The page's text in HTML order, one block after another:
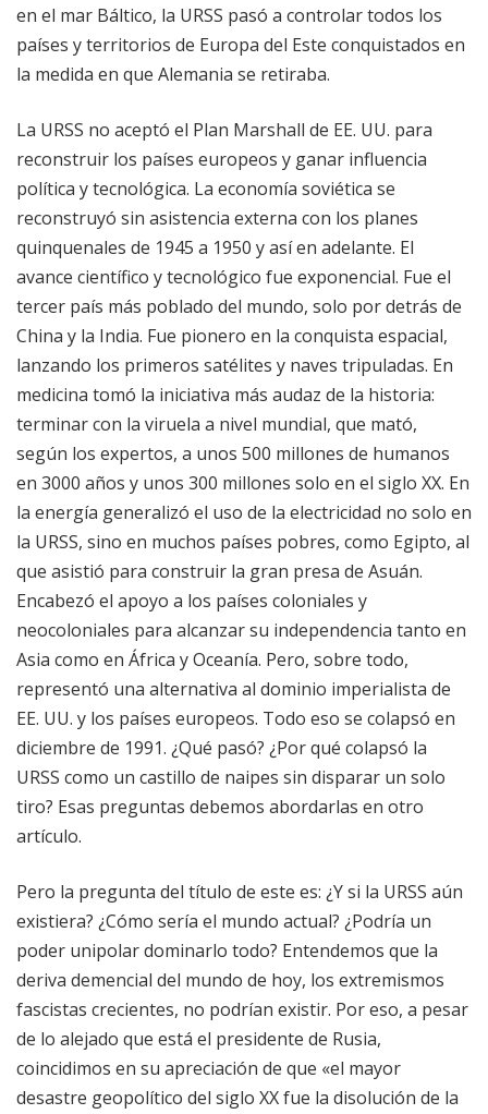
en el mar Báltico, la URSS pasó a controlar todos los
países y territorios de Europa del Este conquistados en
la medida en que Alemania se retiraba.
La URSS no aceptó el Plan Marshall de EE. UU. para
reconstruir los países europeos y ganar influencia
política y tecnológica. La economía soviética se
reconstruyó sin asistencia externa con los planes
quinquenales de 1945 a 1950 y así en adelante. El
avance científico y tecnológico fue exponencial. Fue el
tercer país más poblado del mundo, solo por detrás de
China y la India. Fue pionero en la conquista espacial,
lanzando los primeros satélites y naves tripuladas. En
medicina tomó la iniciativa más audaz de la historia:
terminar con la viruela a nivel mundial, que mató,
según los expertos, a unos 500 millones de humanos
en 3000 años y unos 300 millones solo en el siglo XX. En
la energía generalizó el uso de la electricidad no solo en
la URSS, sino en muchos países pobres, como Egipto, al
que asistió para construir la gran presa de Asuán.
Encabezó el apoyo a los países coloniales y
neocoloniales para alcanzar su independencia tanto en
Asia como en África y Oceanía. Pero, sobre todo,
representó una alternativa al dominio imperialista de
EE. UU. y los países europeos. Todo eso se colapsó en
diciembre de 1991. ¿Qué pasó? ¿Por qué colapsó la
URSS como un castillo de naipes sin disparar un solo
tiro? Esas preguntas debemos abordarlas en otro
artículo.
Pero la pregunta del título de este es: ¿Y si la URSS aún
existiera? ¿Cómo sería el mundo actual? ¿Podría un
poder unipolar dominarlo todo? Entendemos que la
deriva demencial del mundo de hoy, los extremismos
fascistas crecientes, no podrían existir. Por eso, a pesar
de lo alejado que está el presidente de Rusia,
coincidimos en su apreciación de que «el mayor
desastre geopolítico del siglo XX fue la disolución de la